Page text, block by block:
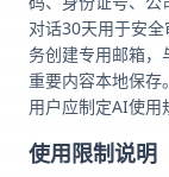
对话30天用于安
务创建专用邮箱，
重要内容本地保存
用户应制定AI使用
使用限制说明